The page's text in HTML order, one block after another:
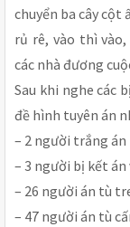
chuyển ba cây cột
rủ rê, vào thì
các nhà đương
Sau khi nghe các
đề hình tuyên án
– 2 người trắng án
– 3 người bị kết
– 26 người án tù
– 47 người án tù